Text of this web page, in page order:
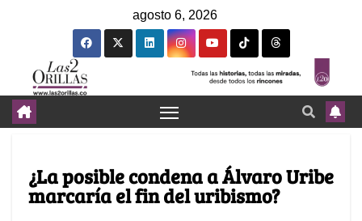
agosto 6, 2026
¿La posible condena a Álvaro Uribe
marcaría el fin del uribismo?